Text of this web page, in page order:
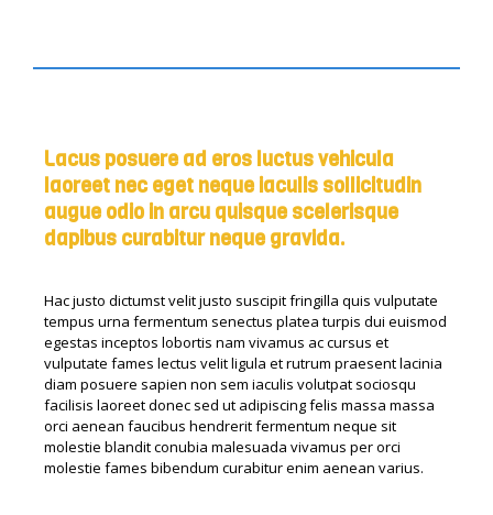
Lacus posuere ad eros luctus vehicula
laoreet nec eget neque iaculis sollicitudin
augue odio in arcu quisque scelerisque
dapibus curabitur neque gravida.
Hac justo dictumst velit justo suscipit fringilla quis vulputate
tempus urna fermentum senectus platea turpis dui euismod
egestas inceptos lobortis nam vivamus ac cursus et
vulputate fames lectus velit ligula et rutrum praesent lacinia
diam posuere sapien non sem iaculis volutpat sociosqu
facilisis laoreet donec sed ut adipiscing felis massa massa
orci aenean faucibus hendrerit fermentum neque sit
molestie blandit conubia malesuada vivamus per orci
molestie fames bibendum curabitur enim aenean varius.